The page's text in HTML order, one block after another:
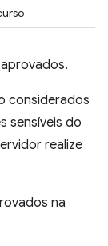
considerados
sensíveis do
realize
na